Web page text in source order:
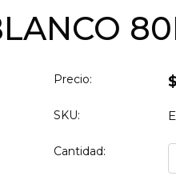
Precio:
SKU:
Cantidad: